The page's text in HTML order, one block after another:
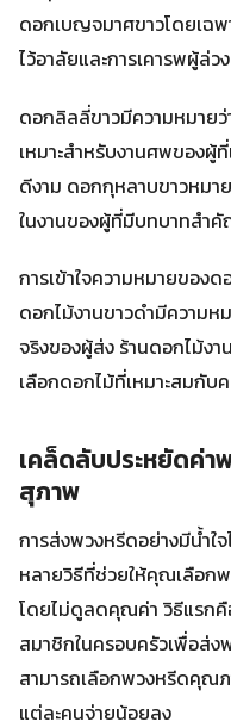
ดอกเบญจมาศขาวโดยเฉ
ไว้อาลัยและการเคารพผู้ล่
ดอกลิลลี่ขาวมีความหมา
เหมาะสำหรับงานศพของ
ดีงาม ดอกกุหลาบขาวหมา
ในงานของผู้ที่มีบทบาทสำ
การเข้าใจความหมายของ
ดอกไม้งานขาวดำมีความ
จริงของผู้ส่ง ร้านดอกไม้งา
เลือกดอกไม้ที่เหมาะสมกั
เคล็ดลับประหยัดค่า
สุภาพ
การส่งพวงหรีดอย่างมีน้ำใ
หลายวิธีที่ช่วยให้คุณเลือก
โดยไม่ดูลดคุณค่า วิธีแรกคื
สมาชิกในครอบครัวเพื่อส่
สามารถเลือกพวงหรีดคุณ
แต่ละคนจ่ายน้อยลง